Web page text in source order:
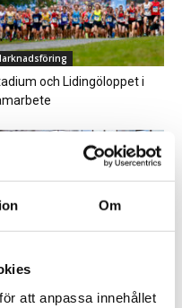
Om
att anpassa innehållet
och Lidingöloppet i
går på offensiven under